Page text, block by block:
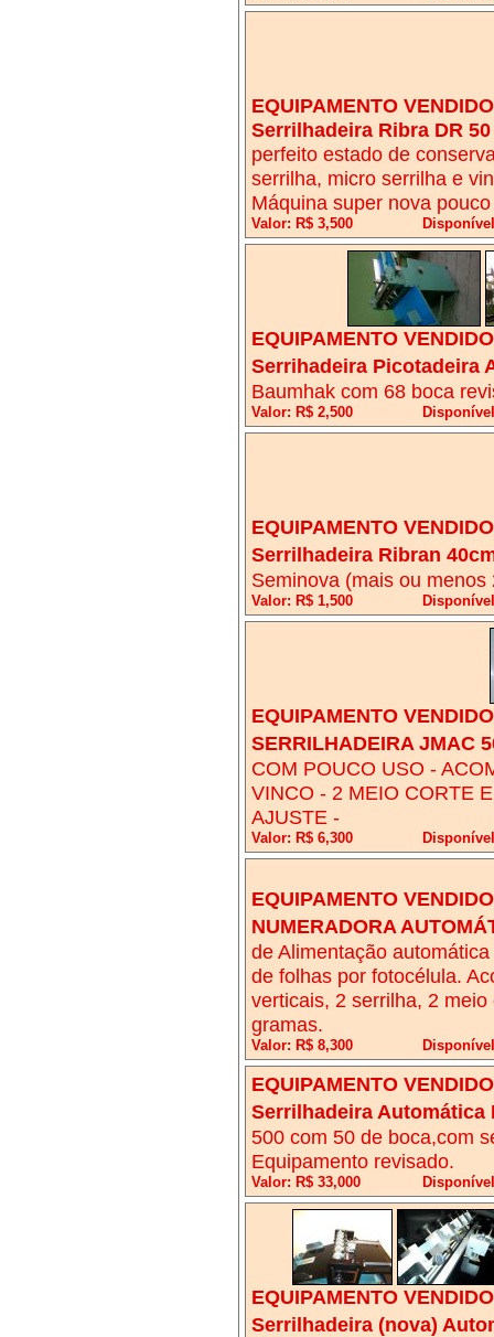
EQUIPAMENTO
Serrilhadeira Ribra DR
perfeito estado de
serrilha, micro serrilha e
Máquina super nova
Valor: R$ 3,500
EQUIPAMENTO
Serrihadeira Picotadeira
Baumhak com 68 boca
Valor: R$ 2,500
EQUIPAMENTO
Serrilhadeira Ribran
Seminova (mais ou menos
Valor: R$ 1,500
EQUIPAMENTO
SERRILHADEIRA JMAC
COM POUCO USO -
VINCO - 2 MEIO CORTE
AJUSTE -
Valor: R$ 6,300
EQUIPAMENTO
NUMERADORA
de Alimentação
de folhas por fotocélula.
verticais, 2 serrilha, 2
gramas.
Valor: R$ 8,300
EQUIPAMENTO
Serrilhadeira Automática
500 com 50 de boca,com
Equipamento revisado.
Valor: R$ 33,000
EQUIPAMENTO
Serrilhadeira (nova)